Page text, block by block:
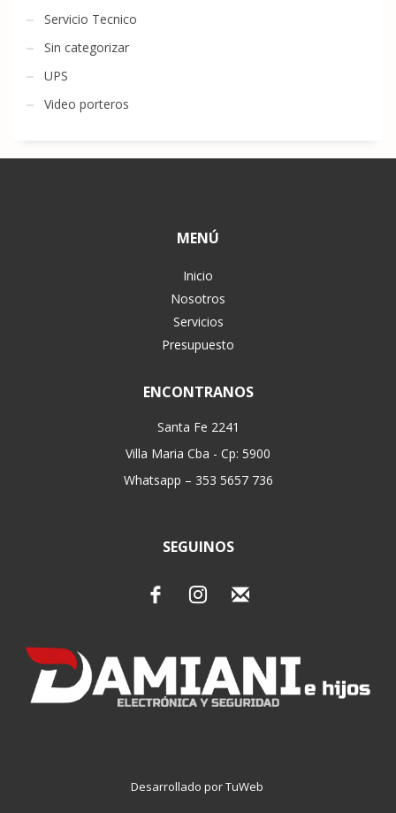
Servicio Tecnico
Sin categorizar
UPS
Video porteros
MENÚ
Inicio
Nosotros
Servicios
Presupuesto
ENCONTRANOS
Santa Fe 2241
Villa Maria Cba - Cp: 5900
Whatsapp – 353 5657 736
SEGUINOS
Desarrollado por TuWeb